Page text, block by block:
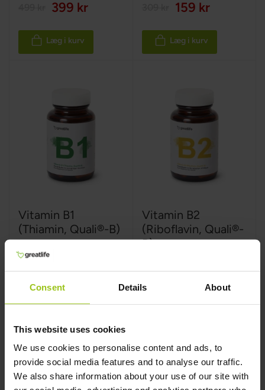
Consent Details About
This website uses cookies
We use cookies to personalise content and ads, to
provide social media features and to analyse our traffic.
We also share information about your use of our site with
399 kr
Læg i kurv
159 kr
Læg i kurv
Vitamin B1
(Thiamin, Quali®-B)
Greatlife
Læg i kurv
Vitamin B2
(Riboflavin, Quali®-
B)
Læg i kurv